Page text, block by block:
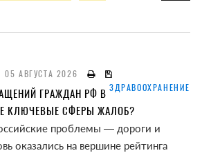
05 АВГУСТА 2026
ЗДРАВООХРАНЕНИЕ
ГРАЖДАН РФ В
КЛЮЧЕВЫЕ СФЕРЫ ЖАЛОБ?
проблемы — дороги и
оказались на вершине рейтинга